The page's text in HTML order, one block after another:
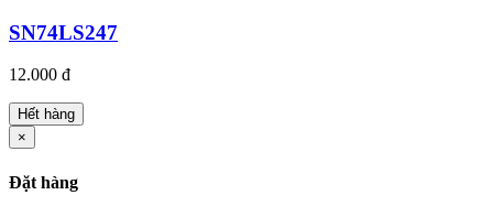
SN74LS247
12.000 đ
Hết hàng
×
Đặt hàng